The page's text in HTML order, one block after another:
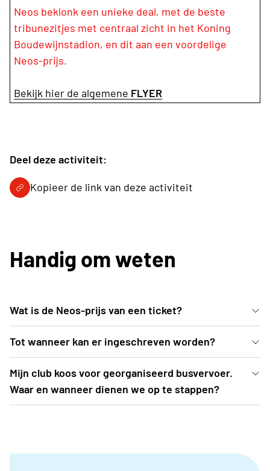
Neos beklonk een unieke deal, met de beste
tribunezitjes met centraal zicht in het Koning
Boudewijnstadion, en dit aan een voordelige
Neos-prijs.
Bekijk hier de algemene FLYER
Deel deze activiteit:
Kopieer de link van deze activiteit
Handig om weten
Wat is de Neos-prijs van een ticket?
De voordelige Neos-prijs bedraagt 40 EUR (ipv 46
EUR). Neos palmt tribune 3 in met centraal zicht op
de atletiekprestaties én het hoofdpodium waar o.a.
het optreden Helmut Lotti plaatsvindt
Tot wanneer kan er ingeschreven worden?
Inschrijven kan uiterlijk t.e.m. vrijdag 19 juni 2026 of
tot zolang de voorraad strekt.
Mijn club koos voor georganiseerd busvervoer.
Waar en wanneer dienen we op te stappen?
voor aanvang van het evenement (= midden